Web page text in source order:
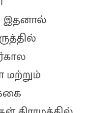
இதனால்
மற்றும்